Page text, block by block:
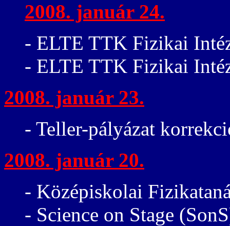
2008. január 24.
- ELTE TTK Fizikai
- ELTE TTK Fizikai
2008. január 23.
- Teller-pályázat
2008. január 20.
- Középiskolai
- Science on Stage